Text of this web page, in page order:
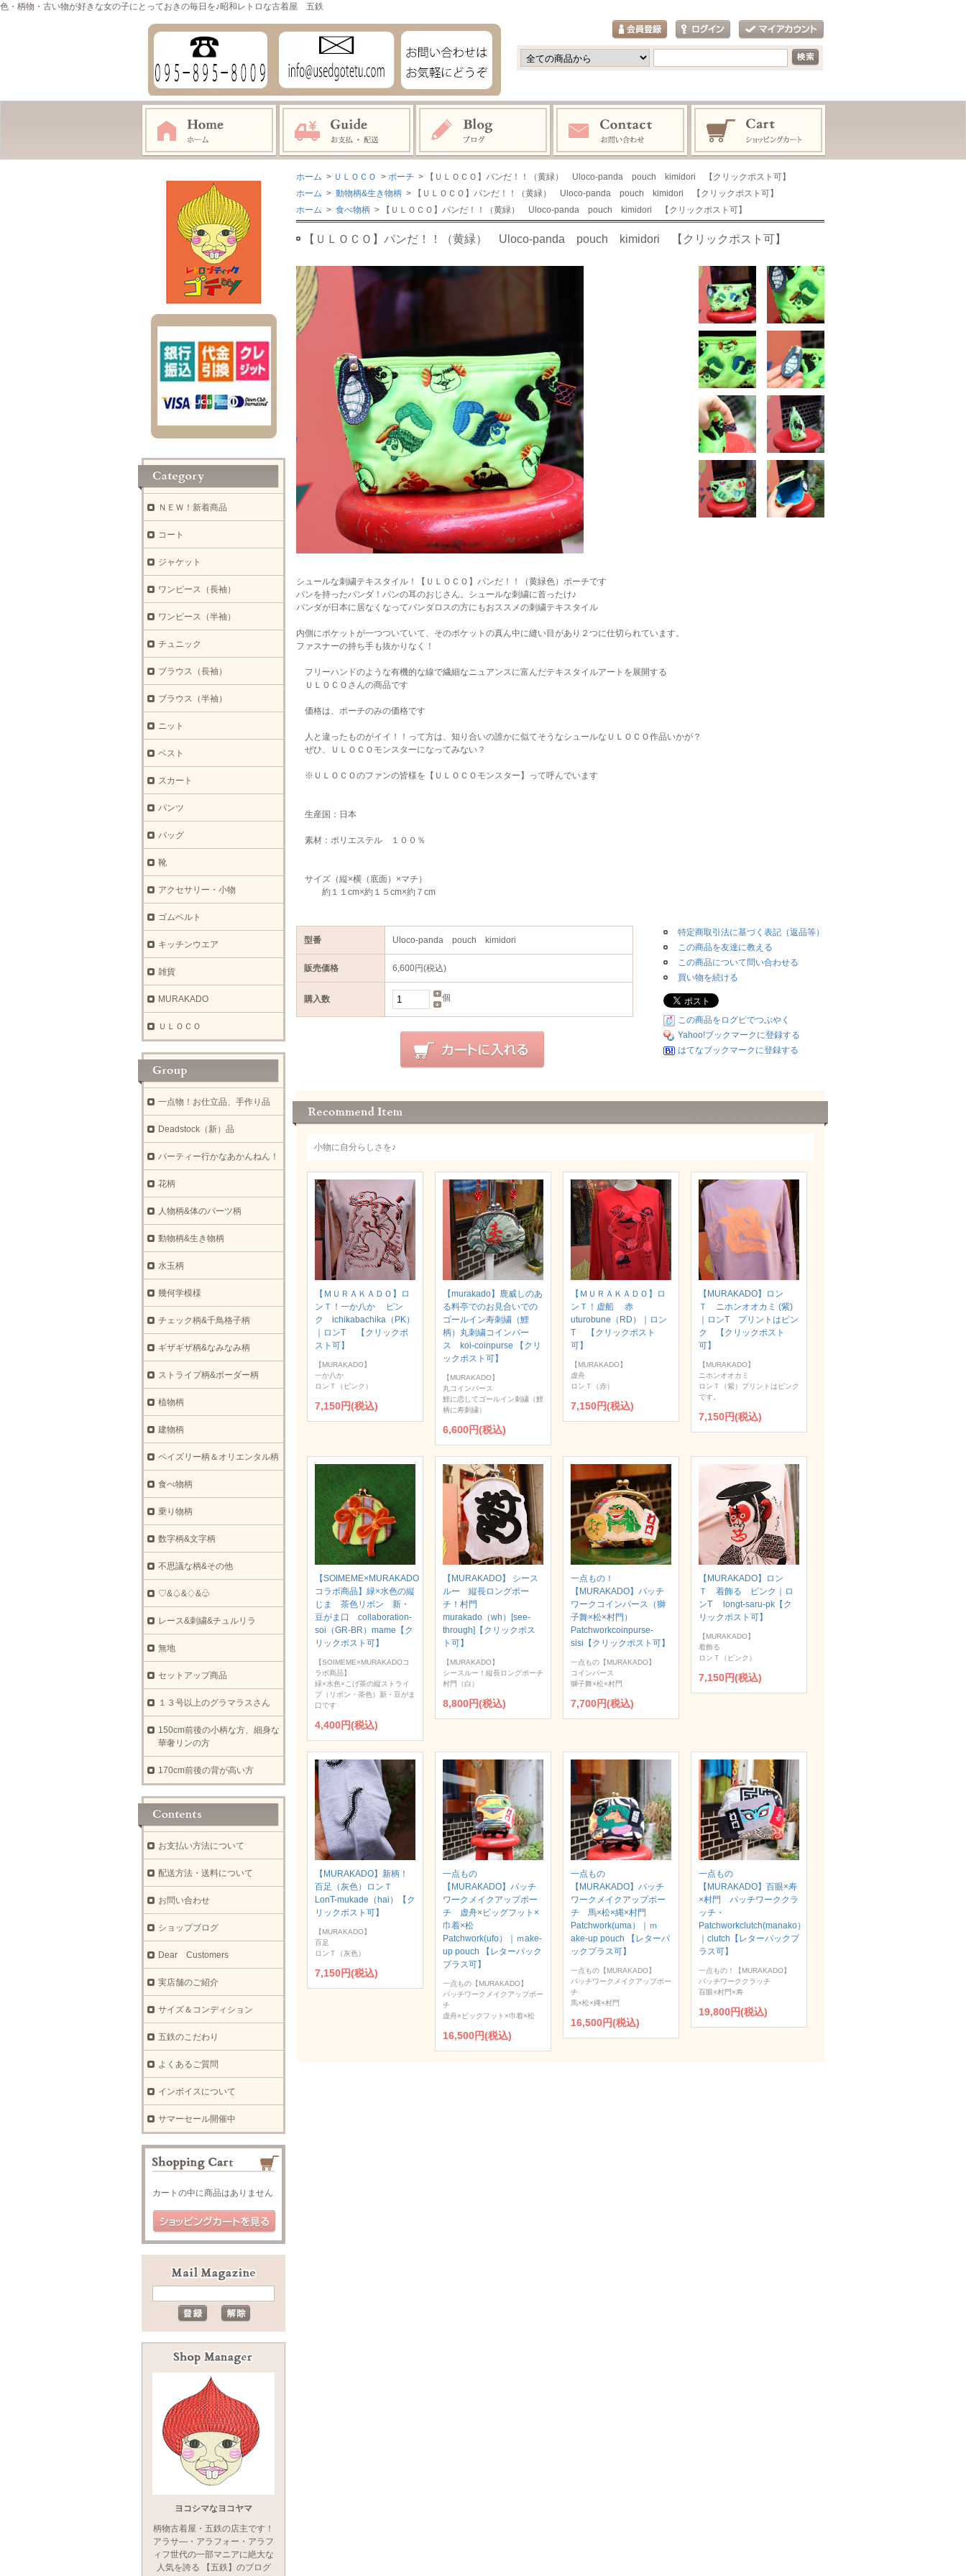
色・柄物・古い物が好きな女の子にとっておきの毎日を♪昭和レトロな古着屋 五鉄
ホーム > ＵＬＯＣＯ > ポーチ > 【ＵＬＯＣＯ】パンだ！！（黄緑） Uloco-panda pouch kimidori 【クリックポスト可】
ホーム > 動物柄&生き物柄 > 【ＵＬＯＣＯ】パンだ！！（黄緑） Uloco-panda pouch kimidori 【クリックポスト可】
ホーム > 食べ物柄 > 【ＵＬＯＣＯ】パンだ！！（黄緑） Uloco-panda pouch kimidori 【クリックポスト可】
【ＵＬＯＣＯ】パンだ！！（黄緑） Uloco-panda pouch kimidori 【クリックポスト可】
シュールな刺繍テキスタイル！【ＵＬＯＣＯ】パンだ！！（黄緑色）ポーチです
パンを持ったパンダ！パンの耳のおじさん。シュールな刺繍に首ったけ♪
パンダが日本に居なくなってパンダロスの方にもおススメの刺繍テキスタイル
内側にポケットが一つついていて、そのポケットの真ん中に縫い目があり２つに仕切られています。
ファスナーの持ち手も抜かりなく！
フリーハンドのような有機的な線で繊細なニュアンスに富んだテキスタイルアートを展開する
ＵＬＯＣＯさんの商品です
価格は、ポーチのみの価格です
人と違ったものがイイ！！って方は、知り合いの誰かに似てそうなシュールなＵＬＯＣＯ作品いかが？
ぜひ、ＵＬＯＣＯモンスターになってみない？
※ＵＬＯＣＯのファンの皆様を【ＵＬＯＣＯモンスター】って呼んでいます
生産国：日本
素材：ポリエステル １００％
サイズ（縦×横（底面）×マチ）
約１１cm×約１５cm×約７cm
型番 Uloco-panda pouch kimidori
販売価格 6,600円(税込)
購入数 個
特定商取引法に基づく表記（返品等）
この商品を友達に教える
この商品について問い合わせる
買い物を続ける
この商品をログピでつぶやく
Yahoo!ブックマークに登録する
はてなブックマークに登録する
小物に自分らしさを♪
【ＭＵＲＡＫＡＤＯ】ロ
ンＴ！一か八か ピン
ク ichikabachika（PK）
｜ロンT 【クリックポ
スト可】
【MURAKADO】
一か八か
ロンＴ（ピンク）
7,150円(税込)
【murakado】鹿威しのあ
る料亭でのお見合いでの
ゴールイン寿刺繍（鯉
柄）丸刺繍コインパー
ス koi-coinpurse 【クリ
ックポスト可】
【MURAKADO】
丸コインパース
鯉に恋してゴールイン刺繍（鯉
柄に寿刺繍）
6,600円(税込)
【ＭＵＲＡＫＡＤＯ】ロ
ンＴ！虚船 赤
uturobune（RD）｜ロン
T 【クリックポスト
可】
【MURAKADO】
虚舟
ロンＴ（赤）
7,150円(税込)
【MURAKADO】ロン
Ｔ ニホンオオカミ (紫)
｜ロンT プリントはピン
ク 【クリックポスト
可】
【MURAKADO】
ニホンオオカミ
ロンＴ（紫）プリントはピンク
です。
7,150円(税込)
【SOIMEME×MURAKADO
コラボ商品】緑×水色の縦
じま 茶色リボン 新・
豆がま口 collaboration-
soi（GR-BR）mame【ク
リックポスト可】
【SOIMEME×MURAKADOコ
ラボ商品】
緑×水色×こげ茶の縦ストライ
プ（リボン・茶色）新・豆がま
口です
4,400円(税込)
【MURAKADO】 シース
ルー 縦長ロングポー
チ！村門
murakado（wh）[see-
through]【クリックポス
ト可】
【MURAKADO】
シースルー！縦長ロングポーチ
村門（白）
8,800円(税込)
一点もの！
【MURAKADO】パッチ
ワークコインパース（獅
子舞×松×村門）
Patchworkcoinpurse-
sisi【クリックポスト可】
一点もの【MURAKADO】
コインパース
獅子舞×松×村門
7,700円(税込)
【MURAKADO】ロン
Ｔ 着飾る ピンク｜ロ
ンT longt-saru-pk【ク
リックポスト可】
【MURAKADO】
着飾る
ロンＴ（ピンク）
7,150円(税込)
【MURAKADO】新柄！
百足（灰色）ロンＴ
LonT-mukade（hai）【ク
リックポスト可】
【MURAKADO】
百足
ロンＴ（灰色）
7,150円(税込)
一点もの
【MURAKADO】パッチ
ワークメイクアップポー
チ 虚舟×ビッグフット×
巾着×松
Patchwork(ufo）｜ｍake-
up pouch 【レターパック
プラス可】
一点もの【MURAKADO】
パッチワークメイクアップポー
チ
虚舟×ビックフット×巾着×松
16,500円(税込)
一点もの
【MURAKADO】パッチ
ワークメイクアップポー
チ 馬×松×縄×村門
Patchwork(uma）｜ｍ
ake-up pouch 【レターパ
ックプラス可】
一点もの【MURAKADO】
パッチワークメイクアップポー
チ
馬×松×縄×村門
16,500円(税込)
一点もの
【MURAKADO】百眼×寿
×村門 パッチワーククラ
ッチ・
Patchworkclutch(manako）
｜clutch【レターパックプ
ラス可】
一点もの！【MURAKADO】
パッチワーククラッチ
百眼×村門×寿
19,800円(税込)
ＮＥＷ！新着商品
コート
ジャケット
ワンピース（長袖）
ワンピース（半袖）
チュニック
ブラウス（長袖）
ブラウス（半袖）
ニット
ベスト
スカート
パンツ
バッグ
靴
アクセサリー・小物
ゴムベルト
キッチンウエア
雑貨
MURAKADO
ＵＬＯＣＯ
一点物！お仕立品、手作り品
Deadstock（新）品
パーティー行かなあかんねん！
花柄
人物柄&体のパーツ柄
動物柄&生き物柄
水玉柄
幾何学模様
チェック柄&千鳥格子柄
ギザギザ柄&なみなみ柄
ストライプ柄&ボーダー柄
植物柄
建物柄
ペイズリー柄＆オリエンタル柄
食べ物柄
乗り物柄
数字柄&文字柄
不思議な柄&その他
♡&♤&♢&♧
レース&刺繍&チュルリラ
無地
セットアップ商品
１３号以上のグラマラスさん
150cm前後の小柄な方、細身な
華奢リンの方
170cm前後の背が高い方
お支払い方法について
配送方法・送料について
お問い合わせ
ショップブログ
Dear Customers
実店舗のご紹介
サイズ＆コンディション
五鉄のこだわり
よくあるご質問
インボイスについて
サマーセール開催中
カートの中に商品はありません
ヨコシマなヨコヤマ
柄物古着屋・五鉄の店主です！
アラサ―・アラフォー・アラフ
ィフ世代の一部マニアに絶大な
人気を誇る 【五鉄】のブログ